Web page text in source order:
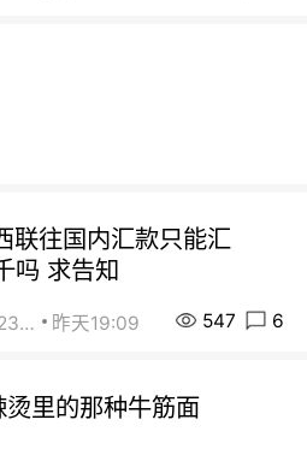
联往国内汇款只能汇
吗 求告知
街友64823891 昨天19:09 547 6
里的那种牛筋面